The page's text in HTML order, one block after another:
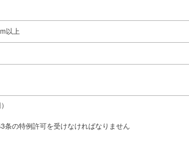
以上
条の特例許可を受けなければなりません